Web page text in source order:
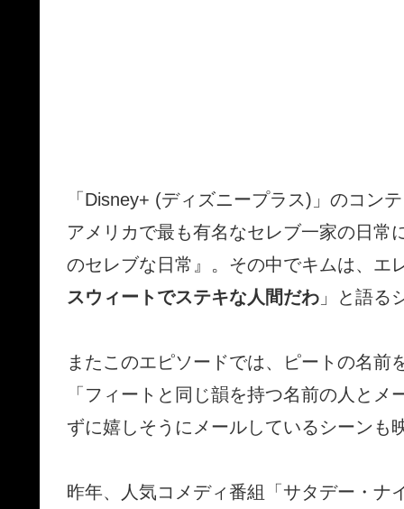
「Disney+ (ディズニープラス)」のコン
アメリカで最も有名なセレブ一家の日常
のセレブな日常』。その中でキムは、エ
スウィートでステキな人間だわ 」と語る
またこのエピソードでは、ピートの名
「フィートと同じ韻を持つ名前の人と
ずに嬉しそうにメールしているシーンも
昨年、人気コメディ番組「サタデー・ナ